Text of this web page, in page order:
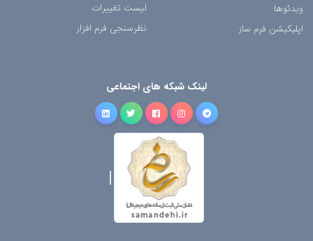
ویدئوها
اپلیکیشن فرم ساز
لیست تغییرات
نظرسنجی فرم افزار
لینک شبکه های اجتماعی